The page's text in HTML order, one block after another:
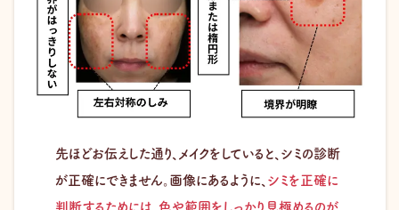
先ほどお伝えした通り、メイクをしていると、シミの診断
が正確にできません。画像にあるように、 シミを正確に
判断するためには、色や範囲をしっかり見極めるのが